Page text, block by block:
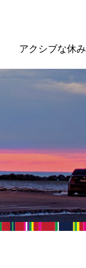
アクシブな休み